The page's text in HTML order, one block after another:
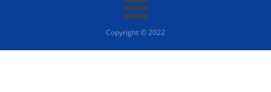
Copyright © 2022